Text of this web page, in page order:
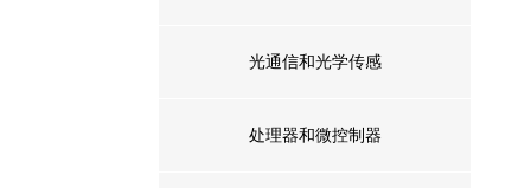
光通信和光学传感
处理器和微控制器